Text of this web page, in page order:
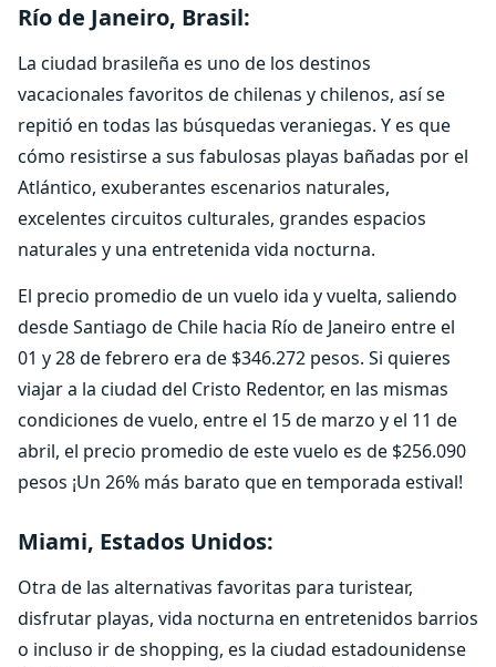
Río de Janeiro, Brasil:
La ciudad brasileña es uno de los destinos
vacacionales favoritos de chilenas y chilenos, así se
repitió en todas las búsquedas veraniegas. Y es que
cómo resistirse a sus fabulosas playas bañadas por el
Atlántico, exuberantes escenarios naturales,
excelentes circuitos culturales, grandes espacios
naturales y una entretenida vida nocturna.
El precio promedio de un vuelo ida y vuelta, saliendo
desde Santiago de Chile hacia Río de Janeiro entre el
01 y 28 de febrero era de $346.272 pesos. Si quieres
viajar a la ciudad del Cristo Redentor, en las mismas
condiciones de vuelo, entre el 15 de marzo y el 11 de
abril, el precio promedio de este vuelo es de $256.090
pesos ¡Un 26% más barato que en temporada estival!
Miami, Estados Unidos:
Otra de las alternativas favoritas para turistear,
disfrutar playas, vida nocturna en entretenidos barrios
o incluso ir de shopping, es la ciudad estadounidense